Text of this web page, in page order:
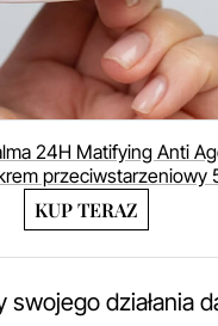
24H Matifying Anti
przeciwstarzeniowy
KUP TERAZ
swojego działania